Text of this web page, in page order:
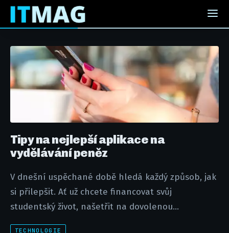
Tipy na nejlepší aplikace na
vydělávání peněz
V dnešní uspěchané době hledá každý způsob, jak
si přilepšit. Ať už chcete financovat svůj
studentský život, našetřit na dovolenou...
TECHNOLOGIE